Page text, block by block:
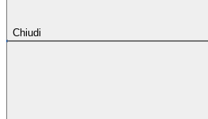
Chiudi